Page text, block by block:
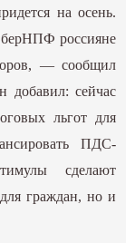
на осень.
россияне
— сообщил
добавил: сейчас
льгот для
ПДС-
сделают
граждан, но и